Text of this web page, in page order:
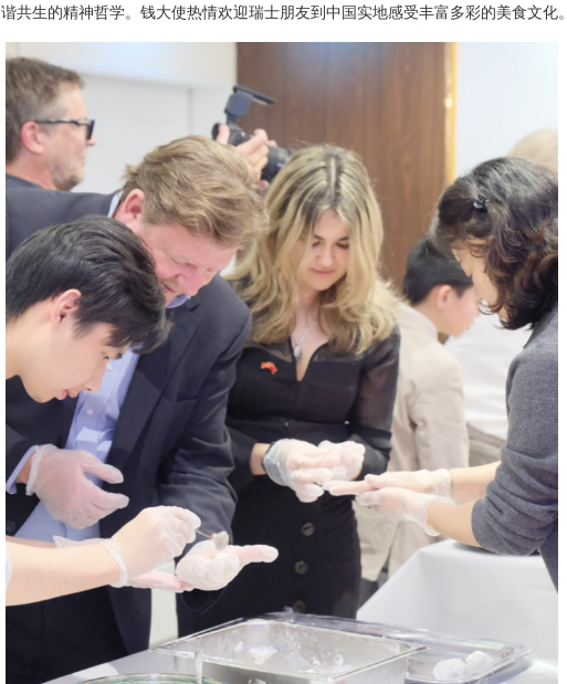
共生的精神哲学。钱大使热情欢迎瑞士朋友到中国实地感受丰富多彩的美食文化。